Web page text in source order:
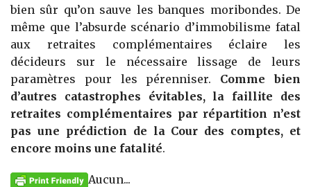
bien sûr qu’on sauve les banques moribondes. De
même que l’absurde scénario d’immobilisme fatal
aux retraites complémentaires éclaire les
décideurs sur le nécessaire lissage de leurs
paramètres pour les pérenniser. Comme bien
d’autres catastrophes évitables, la faillite des
retraites complémentaires par répartition n’est
pas une prédiction de la Cour des comptes, et
encore moins une fatalité.
Aucun...